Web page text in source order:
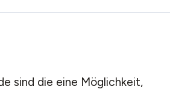
sind die eine Möglichkeit,